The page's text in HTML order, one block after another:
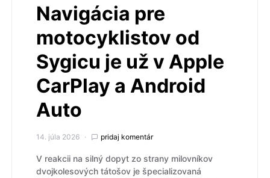
Navigácia pre
motocyklistov od
Sygicu je už v Apple
CarPlay a Android
Auto
14. júla 2026 pridaj komentár
V reakcii na silný dopyt zo strany milovníkov
dvojkolesových tátošov je špecializovaná